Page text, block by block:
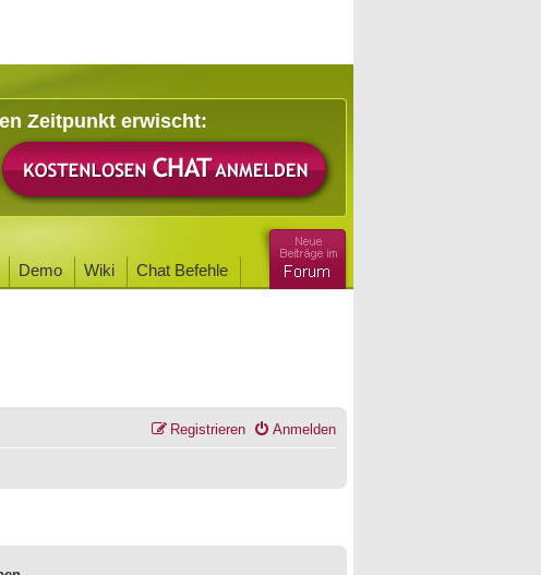
Zeitpunkt erwischt:
Demo Wiki Chat Befehle
Anmelden
Registrieren